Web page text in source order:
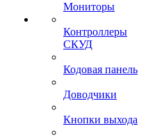
Мониторы
Контроллеры
СКУД
Кодовая панель
Доводчики
Кнопки выхода